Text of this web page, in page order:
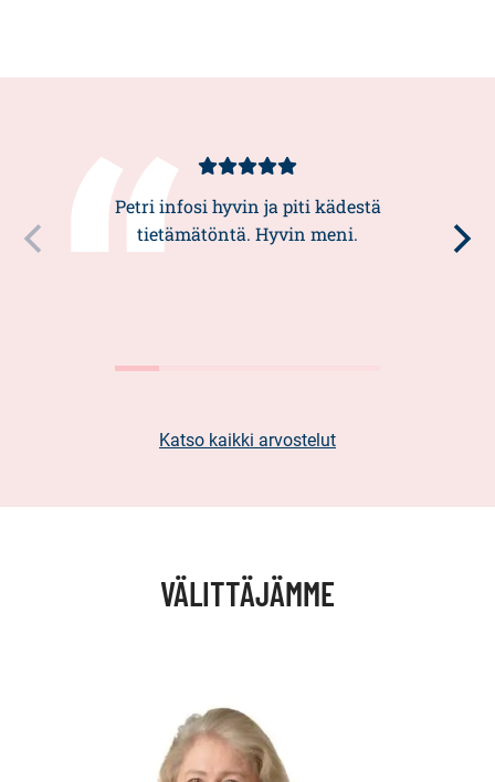
Asiakasarvio
5/5
Petri infosi hyvin ja piti kädestä
tietämätöntä. Hyvin meni.
Katso kaikki arvostelut
VÄLITTÄJÄMME